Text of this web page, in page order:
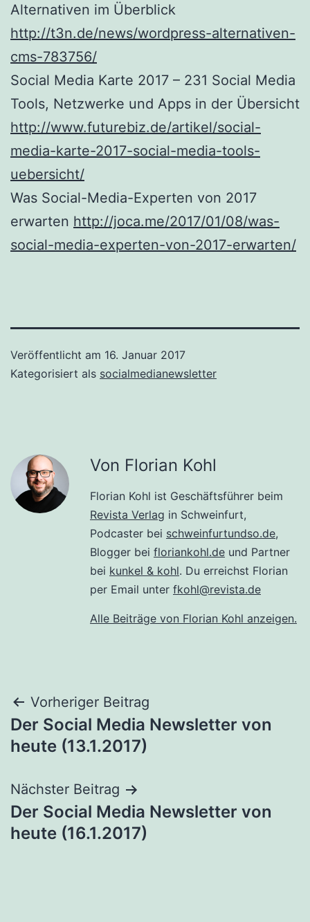
Alternativen im Überblick
http://t3n.de/news/wordpress-alternativen-
cms-783756/
Social Media Karte 2017 – 231 Social Media
Tools, Netzwerke und Apps in der Übersicht
http://www.futurebiz.de/artikel/social-
media-karte-2017-social-media-tools-
uebersicht/
Was Social-Media-Experten von 2017
erwarten http://joca.me/2017/01/08/was-
social-media-experten-von-2017-erwarten/
Veröffentlicht am 16. Januar 2017
Kategorisiert als socialmedianewsletter
Von Florian Kohl
Florian Kohl ist Geschäftsführer beim
Revista Verlag in Schweinfurt,
Podcaster bei schweinfurtundso.de,
Blogger bei floriankohl.de und Partner
bei kunkel & kohl. Du erreichst Florian
per Email unter fkohl@revista.de
Alle Beiträge von Florian Kohl anzeigen.
Beitragsnavigation
Vorheriger Beitrag
Der Social Media Newsletter von
heute (13.1.2017)
Nächster Beitrag
Der Social Media Newsletter von
heute (16.1.2017)